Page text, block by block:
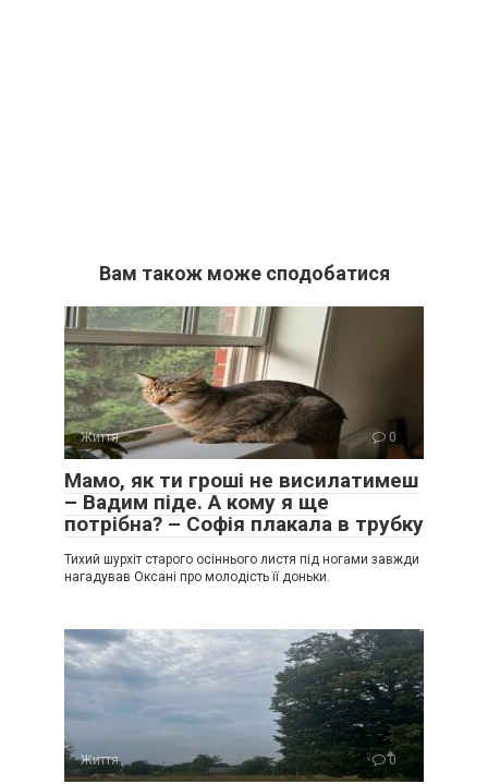
Вам також може сподобатися
Життя 0
Мамо, як ти гроші не висилатимеш
– Вадим піде. А кому я ще
потрібна? – Софія плакала в трубку
Тихий шурхіт старого осіннього листя під ногами завжди
нагадував Оксані про молодість її доньки.
Життя 0